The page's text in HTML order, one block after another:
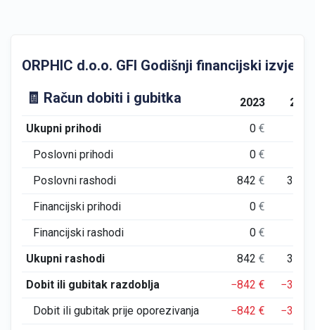
ORPHIC d.o.o. GFI Godišnji financijski
🧾 Račun dobiti i gubitka
2023
2024
Ukupni prihodi
0€
Poslovni prihodi
0€
Poslovni rashodi
842€ 369
Financijski prihodi
0€
Financijski rashodi
0€
Ukupni rashodi
842€ 369
Dobit ili gubitak razdoblja
−842€ −369
Dobit ili gubitak prije oporezivanja
−842€ −369